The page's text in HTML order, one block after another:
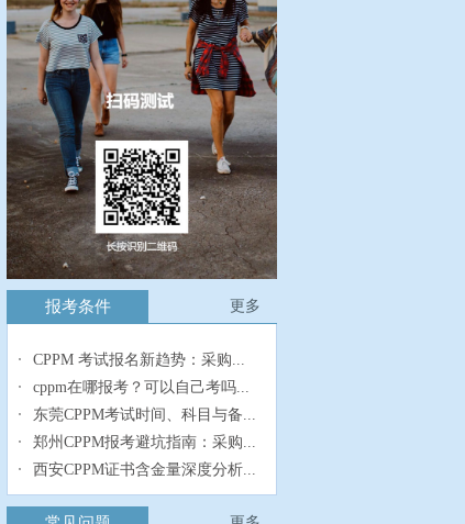
更多
报考条件
CPPM 考试报名新趋势：采购...
cppm在哪报考？可以自己考吗...
东莞CPPM考试时间、科目与备...
郑州CPPM报考避坑指南：采购...
西安CPPM证书含金量深度分析...